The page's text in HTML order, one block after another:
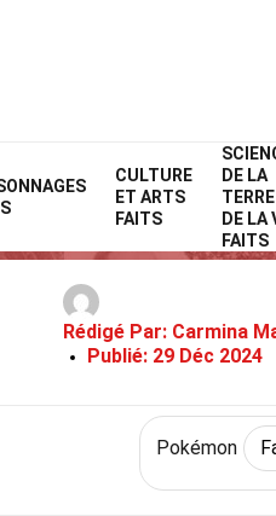
CULTURE
ET ARTS
FAITS
DE LA
DE LA
FAITS
Home
39 Faits
Rédigé Par: Carmina
Publié: 29 Déc 2024
Pokémon